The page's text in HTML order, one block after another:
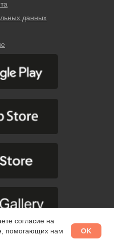
согласие на
помогающих нам
OK